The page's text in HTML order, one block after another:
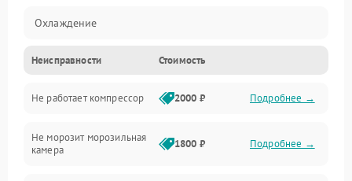
Охлаждение
Механика
Электропитание
Дренаж
Неисправности Стоимость
Не работает компрессор 2000 ₽ Подробнее →
Не морозит морозильная
камера
1800 ₽ Подробнее →